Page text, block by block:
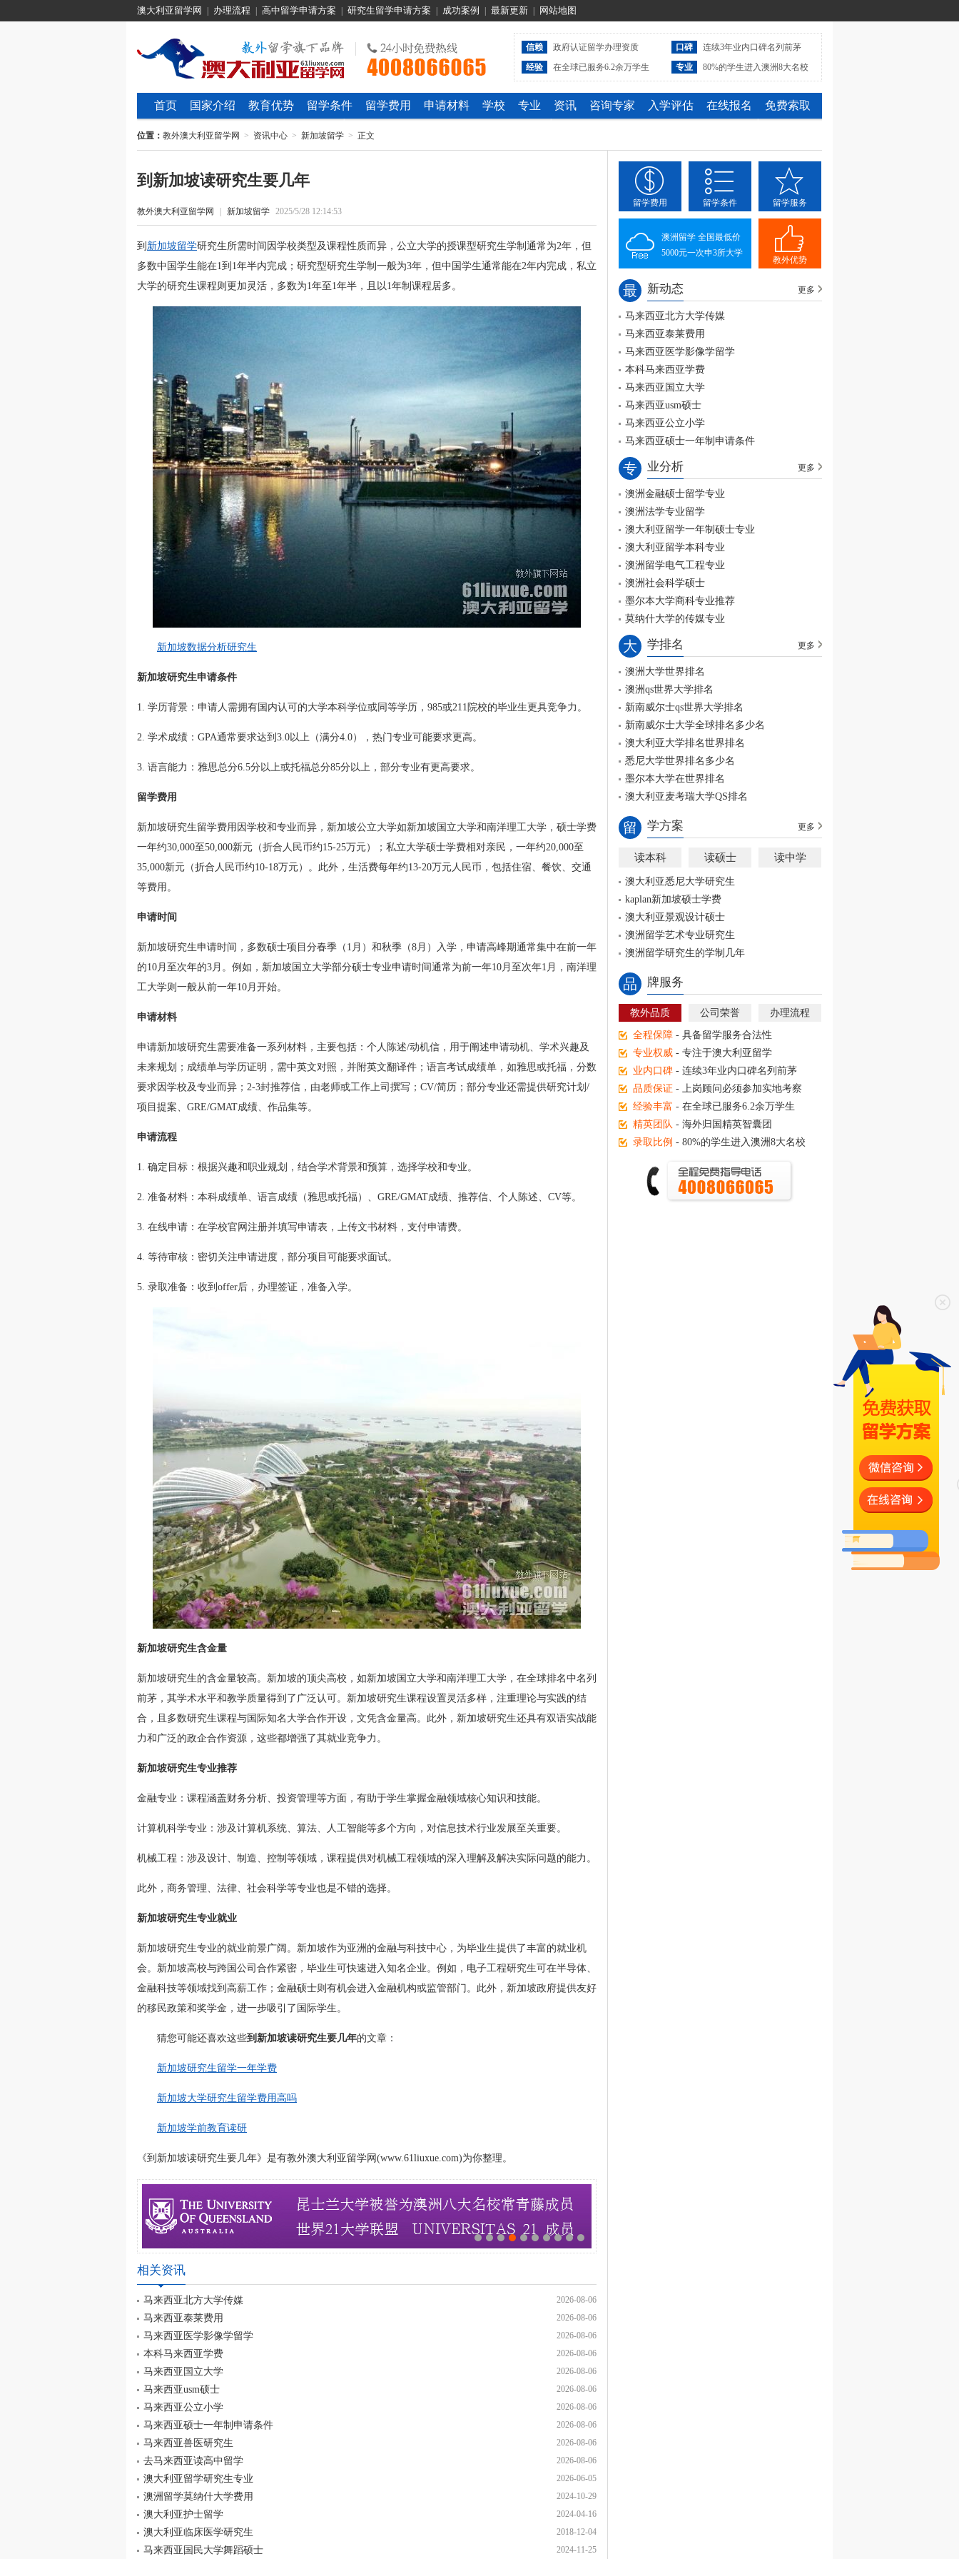
澳大利亚留学网 办理流程 高中留学申请方案 研究生留学申请方案 成功案例 最新更新 网站地图
信赖 政府认证留学办理资质 口碑
连续3年业内口碑名列前茅
经验
在全球已服务6.2余万学生 专业 80%的学生进入澳洲8大名校
首页 国家介绍 教育优势 留学条件 留学费用 申请材料 学校 专业 资讯 咨询专家 入学评估 在线报名 免费索取
位置： 教外澳大利亚留学网 > 资讯中心 > 新加坡留学 > 正文
到新加坡读研究生要几年
教外澳大利亚留学网 新加坡留学 2025/5/28 12:14:53
到 新加坡留学研究生所需时间因学校类型及课程性质而异，公立大学的授课型研究生学制通常为2年，但
多数中国学生能在1到1年半内完成；研究型研究生学制一般为3年，但中国学生通常能在2年内完成，私立
大学的研究生课程则更加灵活，多数为1年至1年半，且以1年制课程居多。
新加坡数据分析研究生
新加坡研究生申请条件
1. 学历背景：申请人需拥有国内认可的大学本科学位或同等学历，985或211院校的毕业生更具竞争力。
2. 学术成绩：GPA通常要求达到3.0以上（满分4.0），热门专业可能要求更高。
3. 语言能力：雅思总分6.5分以上或托福总分85分以上，部分专业有更高要求。
留学费用
新加坡研究生留学费用因学校和专业而异，新加坡公立大学如新加坡国立大学和南洋理工大学，硕士学费
一年约30,000至50,000新元（折合人民币约15-25万元）；私立大学硕士学费相对亲民，一年约20,000至
35,000新元（折合人民币约10-18万元）。此外，生活费每年约13-20万元人民币，包括住宿、餐饮、交通
等费用。
申请时间
新加坡研究生申请时间，多数硕士项目分春季（1月）和秋季（8月）入学，申请高峰期通常集中在前一年
的10月至次年的3月。例如，新加坡国立大学部分硕士专业申请时间通常为前一年10月至次年1月，南洋理
工大学则一般从前一年10月开始。
申请材料
申请新加坡研究生需要准备一系列材料，主要包括：个人陈述/动机信，用于阐述申请动机、学术兴趣及
未来规划；成绩单与学历证明，需中英文对照，并附英文翻译件；语言考试成绩单，如雅思或托福，分数
要求因学校及专业而异；2-3封推荐信，由老师或工作上司撰写；CV/简历；部分专业还需提供研究计划/
项目提案、GRE/GMAT成绩、作品集等。
申请流程
1. 确定目标：根据兴趣和职业规划，结合学术背景和预算，选择学校和专业。
2. 准备材料：本科成绩单、语言成绩（雅思或托福）、GRE/GMAT成绩、推荐信、个人陈述、CV等。
3. 在线申请：在学校官网注册并填写申请表，上传文书材料，支付申请费。
4. 等待审核：密切关注申请进度，部分项目可能要求面试。
5. 录取准备：收到offer后，办理签证，准备入学。
新加坡研究生含金量
新加坡研究生的含金量较高。新加坡的顶尖高校，如新加坡国立大学和南洋理工大学，在全球排名中名列
前茅，其学术水平和教学质量得到了广泛认可。新加坡研究生课程设置灵活多样，注重理论与实践的结
合，且多数研究生课程与国际知名大学合作开设，文凭含金量高。此外，新加坡研究生还具有双语实战能
力和广泛的政企合作资源，这些都增强了其就业竞争力。
新加坡研究生专业推荐
金融专业：课程涵盖财务分析、投资管理等方面，有助于学生掌握金融领域核心知识和技能。
计算机科学专业：涉及计算机系统、算法、人工智能等多个方向，对信息技术行业发展至关重要。
机械工程：涉及设计、制造、控制等领域，课程提供对机械工程领域的深入理解及解决实际问题的能力。
此外，商务管理、法律、社会科学等专业也是不错的选择。
新加坡研究生专业就业
新加坡研究生专业的就业前景广阔。新加坡作为亚洲的金融与科技中心，为毕业生提供了丰富的就业机
会。新加坡高校与跨国公司合作紧密，毕业生可快速进入知名企业。例如，电子工程研究生可在半导体、
金融科技等领域找到高薪工作；金融硕士则有机会进入金融机构或监管部门。此外，新加坡政府提供友好
的移民政策和奖学金，进一步吸引了国际学生。
猜您可能还喜欢这些到新加坡读研究生要几年的文章：
新加坡研究生留学一年学费
新加坡大学研究生留学费用高吗
新加坡学前教育读研
《到新加坡读研究生要几年》是有教外澳大利亚留学网(www.61liuxue.com)为你整理。
相关资讯
2026-08-06
马来西亚北方大学传媒
2026-08-06
马来西亚泰莱费用
2026-08-06
马来西亚医学影像学留学
2026-08-06
本科马来西亚学费
2026-08-06
马来西亚国立大学
2026-08-06
马来西亚usm硕士
2026-08-06
马来西亚公立小学
2026-08-06
马来西亚硕士一年制申请条件
2026-08-06
马来西亚兽医研究生
2026-08-06
去马来西亚读高中留学
2026-06-05
澳大利亚留学研究生专业
2024-10-29
澳洲留学莫纳什大学费用
2024-04-16
澳大利亚护士留学
2018-12-04
澳大利亚临床医学研究生
2024-11-25
马来西亚国民大学舞蹈硕士
留学费用 留学条件 留学服务
澳洲留学 全国最低价
5000元一次申3所大学
教外优势
最 新动态 更多
马来西亚北方大学传媒
马来西亚泰莱费用
马来西亚医学影像学留学
本科马来西亚学费
马来西亚国立大学
马来西亚usm硕士
马来西亚公立小学
马来西亚硕士一年制申请条件
专 业分析 更多
澳洲金融硕士留学专业
澳洲法学专业留学
澳大利亚留学一年制硕士专业
澳大利亚留学本科专业
澳洲留学电气工程专业
澳洲社会科学硕士
墨尔本大学商科专业推荐
莫纳什大学的传媒专业
大 学排名 更多
澳洲大学世界排名
澳洲qs世界大学排名
新南威尔士qs世界大学排名
新南威尔士大学全球排名多少名
澳大利亚大学排名世界排名
悉尼大学世界排名多少名
墨尔本大学在世界排名
澳大利亚麦考瑞大学QS排名
留 学方案 更多
读本科 读硕士 读中学
澳大利亚悉尼大学研究生
kaplan新加坡硕士学费
澳大利亚景观设计硕士
澳洲留学艺术专业研究生
澳洲留学研究生的学制几年
品 牌服务
教外品质 公司荣誉 办理流程
全程保障 - 具备留学服务合法性
专业权威 - 专注于澳大利亚留学
业内口碑 - 连续3年业内口碑名列前茅
品质保证 - 上岗顾问必须参加实地考察
经验丰富 - 在全球已服务6.2余万学生
精英团队 - 海外归国精英智囊团
录取比例 - 80%的学生进入澳洲8大名校